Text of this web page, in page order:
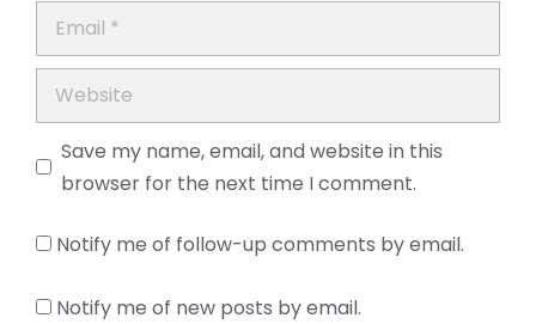
Email
Website
Save my name, email, and website in this
browser for the next time I comment.
Notify me of follow-up comments by email.
Notify me of new posts by email.